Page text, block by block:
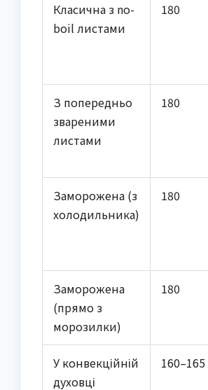
Класична з no-
boil листами
180
З попередньо
звареними
листами
180
Заморожена (з
холодильника)
180
Заморожена
(прямо з
морозилки)
180
У конвекційній
духовці
160–165